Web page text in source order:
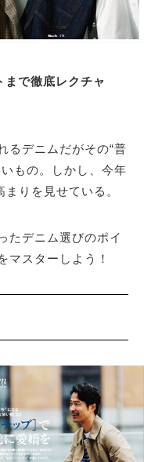
で徹底レクチャ
るデニムだがその“普
もの。しかし、今年
りを見せている。
たデニム選びのポイ
マスターしよう！